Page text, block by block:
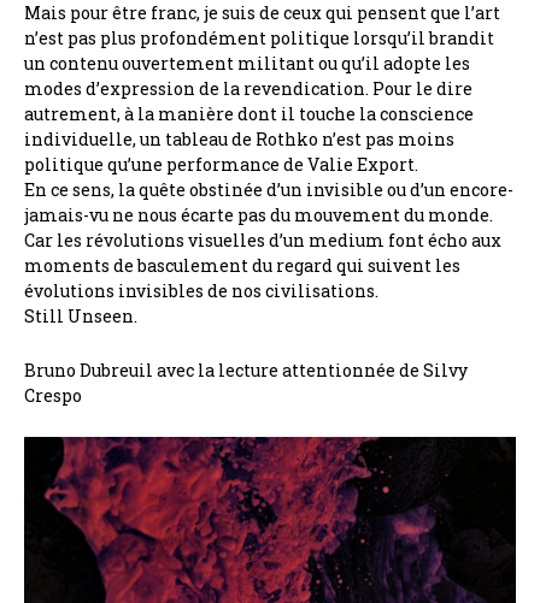
Mais pour être franc, je suis de ceux qui pensent que l’art
n’est pas plus profondément politique lorsqu’il brandit
un contenu ouvertement militant ou qu’il adopte les
modes d’expression de la revendication. Pour le dire
autrement, à la manière dont il touche la conscience
individuelle, un tableau de Rothko n’est pas moins
politique qu’une performance de Valie Export.
En ce sens, la quête obstinée d’un invisible ou d’un encore-
jamais-vu ne nous écarte pas du mouvement du monde.
Car les révolutions visuelles d’un medium font écho aux
moments de basculement du regard qui suivent les
évolutions invisibles de nos civilisations.
Still Unseen.
Bruno Dubreuil avec la lecture attentionnée de Silvy
Crespo